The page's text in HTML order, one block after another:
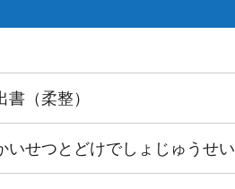
（柔整）
いせつとどけでしょじゅうせい